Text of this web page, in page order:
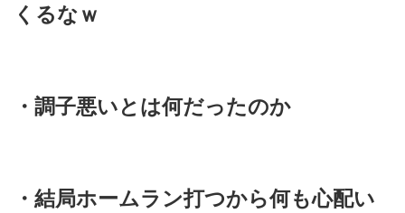
くるなｗ
・調子悪いとは何だったのか
・結局ホームラン打つから何も心配い